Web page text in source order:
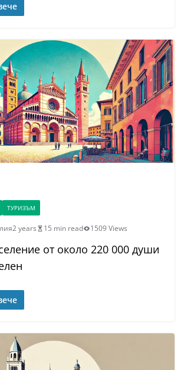
ТУРИЗЪМ
2 years 15 min read 1509 Views
от около 220 000 души